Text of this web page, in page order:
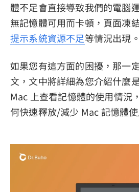
體不足會直接導致我們的電腦
無記憶體可用而卡頓，頁面凍
提示系統資源不足等情況出現。
如果您有這方面的困擾，那一
文，文中將詳細為您介紹什麼
Mac 上查看記憶體的使用情況
何快速釋放/減少 Mac 記憶體使